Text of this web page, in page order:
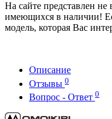
На сайте представлен не
имеющихся в наличии!
модель, которая Вас
Описание
Отзывы 0
Вопрос - Ответ 0